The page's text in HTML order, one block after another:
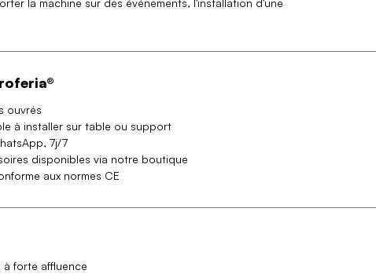
ouvrés
à installer sur table ou support
7j/7
disponibles via notre boutique
aux normes CE
à forte affluence